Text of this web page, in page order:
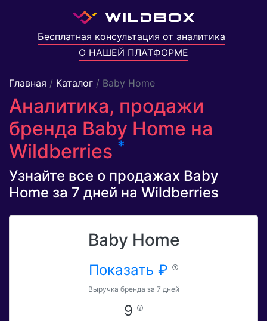
Бесплатная консультация от аналитика
О НАШЕЙ ПЛАТФОРМЕ
Главная / Каталог / Baby Home
Аналитика, продажи
бренда Baby Home на
Wildberries *
Узнайте все о продажах Baby
Home за 7 дней на Wildberries
Baby Home
Показать ₽
Выручка бренда за 7 дней
9